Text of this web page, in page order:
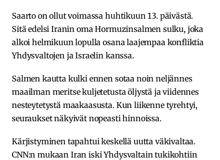
Saarto on ollut voimassa huhtikuun 13. päivästä.
Sitä edelsi Iranin oma Hormuzinsalmen sulku, joka
alkoi helmikuun lopulla osana laajempaa konfliktia
Yhdysvaltojen ja Israelin kanssa.
Salmen kautta kulki ennen sotaa noin neljännes
maailman meritse kuljetetusta öljystä ja viidennes
nesteytetystä maakaasusta. Kun liikenne tyrehtyi,
seuraukset näkyivät nopeasti hinnoissa.
Kärjistyminen tapahtui keskellä uutta väkivaltaa.
CNN:n mukaan Iran iski Yhdysvaltain tukikohtiin